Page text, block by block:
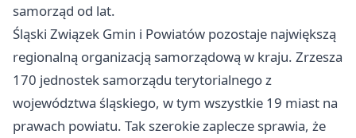
samorząd od lat.
Śląski Związek Gmin i Powiatów pozostaje największą
regionalną organizacją samorządową w kraju. Zrzesza
170 jednostek samorządu terytorialnego z
województwa śląskiego, w tym wszystkie 19 miast na
prawach powiatu. Tak szerokie zaplecze sprawia, że